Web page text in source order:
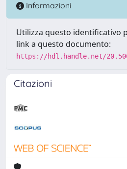
Informazioni
Utilizza questo identificativo
link a questo documento:
https://hdl.handle.net/
Citazioni